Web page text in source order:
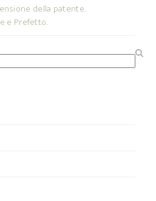
della patente.
e Prefetto.